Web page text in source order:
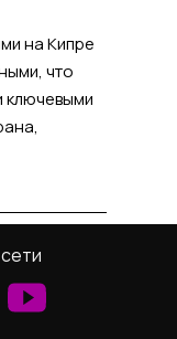
на Кипре
что
ключевыми